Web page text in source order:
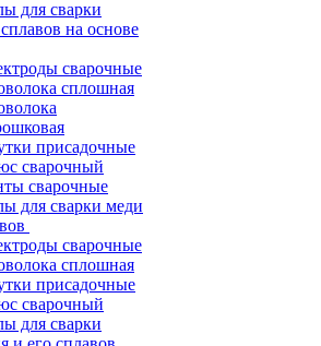
для сварки
на основе
сварочные
сплошная
присадочные
сварочный
сварочные
для сварки меди
сварочные
сплошная
присадочные
сварочный
для сварки